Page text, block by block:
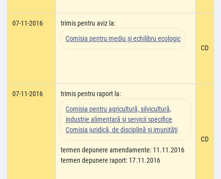
07-11-2016
trimis pentru aviz la:
Comisia pentru mediu şi echilibru ecologic
CD
07-11-2016
trimis pentru raport la:
Comisia pentru agricultură, silvicultură,
industrie alimentară şi servicii specifice
Comisia juridică, de disciplină şi imunităţi
termen depunere amendamente: 11.11.2016
termen depunere raport: 17.11.2016
CD